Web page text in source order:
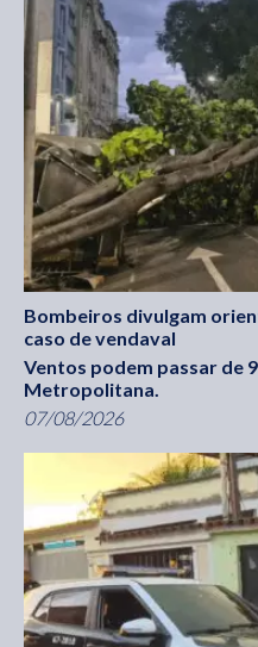
Bombeiros divulgam
caso de vendaval
Ventos podem passar de
Metropolitana.
07/08/2026